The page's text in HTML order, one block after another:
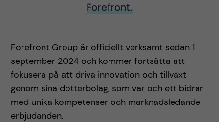
Forefront.
Forefront Group är officiellt verksamt sedan 1
september 2024 och kommer fortsätta att
fokusera på att driva innovation och tillväxt
genom sina dotterbolag, som var och ett bidrar
med unika kompetenser och marknadsledande
erbjudanden.